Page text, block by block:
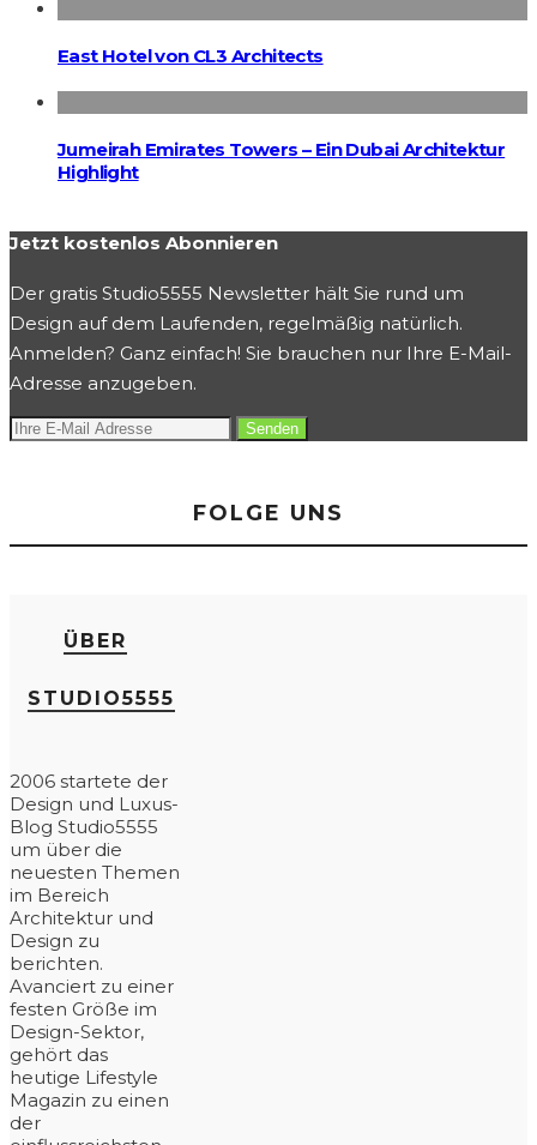
East Hotel von CL3 Architects
Jumeirah Emirates Towers – Ein Dubai Architektur
Highlight
Jetzt kostenlos Abonnieren
Der gratis Studio5555 Newsletter hält Sie rund um
Design auf dem Laufenden, regelmäßig natürlich.
Anmelden? Ganz einfach! Sie brauchen nur Ihre E-Mail-
Adresse anzugeben.
FOLGE UNS
ÜBER
STUDIO5555
2006 startete der
Design und Luxus-
Blog Studio5555
um über die
neuesten Themen
im Bereich
Architektur und
Design zu
berichten.
Avanciert zu einer
festen Größe im
Design-Sektor,
gehört das
heutige Lifestyle
Magazin zu einen
der